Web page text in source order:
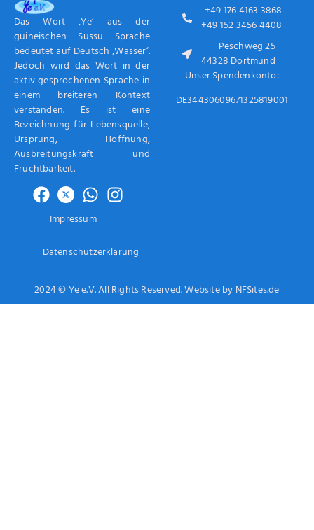
Das Wort ‚Ye‘ aus der
guineischen Sussu Sprache
bedeutet auf Deutsch ‚Wasser‘.
Jedoch wird das Wort in der
aktiv gesprochenen Sprache in
einem breiteren Kontext
verstanden. Es ist eine
Bezeichnung für Lebensquelle,
Ursprung, Hoffnung,
Ausbreitungskraft und
Fruchtbarkeit.
Impressum
Datenschutzerklärung
+49 176 4163 3868
+49 152 3456 4408
Peschweg 25
44328 Dortmund
Unser Spendenkonto:
DE34430609671325819001
2024 © Ye e.V. All Rights Reserved. Website by NFSites.de